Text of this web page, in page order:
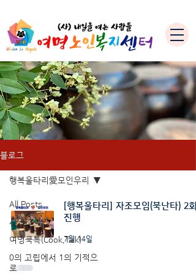
블로그
All Posts
사업소식
여명쿡톡(Cook,Talk)
0의 고립에서 1의 기적으
로
행복울타리愛모인우리
[행복울타리] 자조모임(북난타) 2회
진행
7월 14일